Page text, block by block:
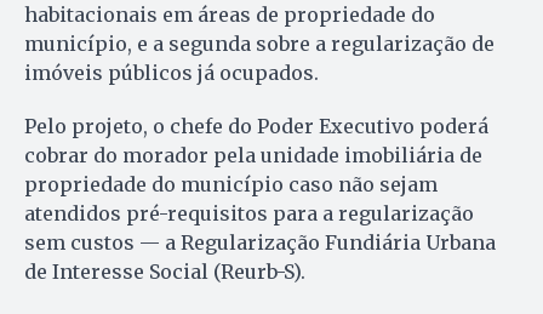
habitacionais em áreas de propriedade do
município, e a segunda sobre a regularização de
imóveis públicos já ocupados.
Pelo projeto, o chefe do Poder Executivo poderá
cobrar do morador pela unidade imobiliária de
propriedade do município caso não sejam
atendidos pré-requisitos para a regularização
sem custos — a Regularização Fundiária Urbana
de Interesse Social (Reurb-S).